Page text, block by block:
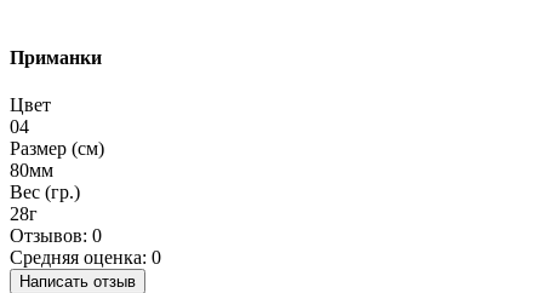
Приманки
Цвет
04
Размер (см)
80мм
Вес (гр.)
28г
Отзывов: 0
Средняя оценка: 0
Написать отзыв